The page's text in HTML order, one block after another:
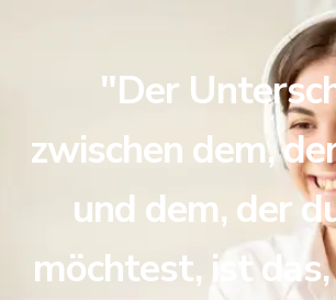
"Der
zwischen dem,
und dem, der
möchtest, ist